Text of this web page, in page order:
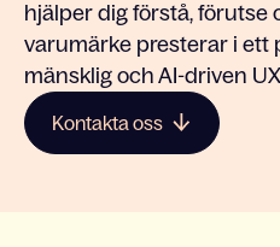
hjälper dig förstå, förutse
varumärke presterar i ett
mänsklig och AI-driven
Kontakta oss